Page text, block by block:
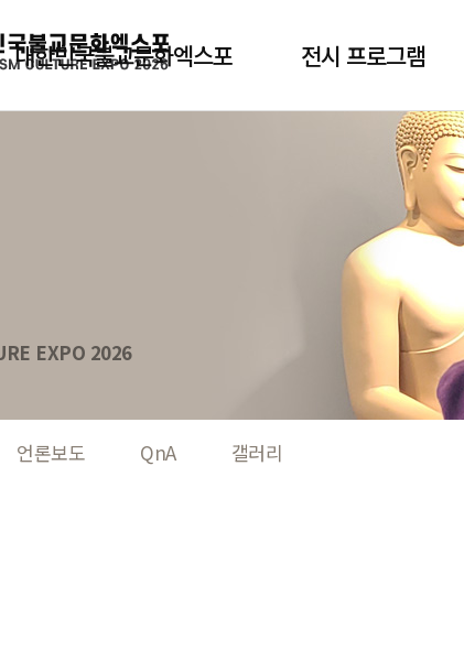
대한민국불교문화엑스포 전시 프로그램
EXPO 2026
언론보도 QnA 갤러리